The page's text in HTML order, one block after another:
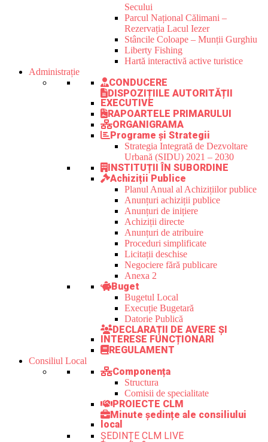
Secului
Parcul Național Călimani –
Rezervația Lacul Iezer
Stâncile Coloape – Munții Gurghiu
Liberty Fishing
Hartă interactivă active turistice
Administrație
CONDUCERE
DISPOZIȚIILE AUTORITĂȚII
EXECUTIVE
RAPOARTELE PRIMARULUI
ORGANIGRAMA
Programe și Strategii
Strategia Integrată de Dezvoltare
Urbană (SIDU) 2021 – 2030
INSTITUȚII ÎN SUBORDINE
Achiziții Publice
Planul Anual al Achizițiilor publice
Anunțuri achiziții publice
Anunțuri de inițiere
Achiziții directe
Anunțuri de atribuire
Proceduri simplificate
Licitații deschise
Negociere fără publicare
Anexa 2
Buget
Bugetul Local
Execuție Bugetară
Datorie Publică
DECLARAȚII DE AVERE ȘI
INTERESE FUNCȚIONARI
REGULAMENT
Consiliul Local
Componența
Structura
Comisii de specialitate
PROIECTE CLM
Minute ședințe ale consiliului
local
ȘEDINȚE CLM LIVE